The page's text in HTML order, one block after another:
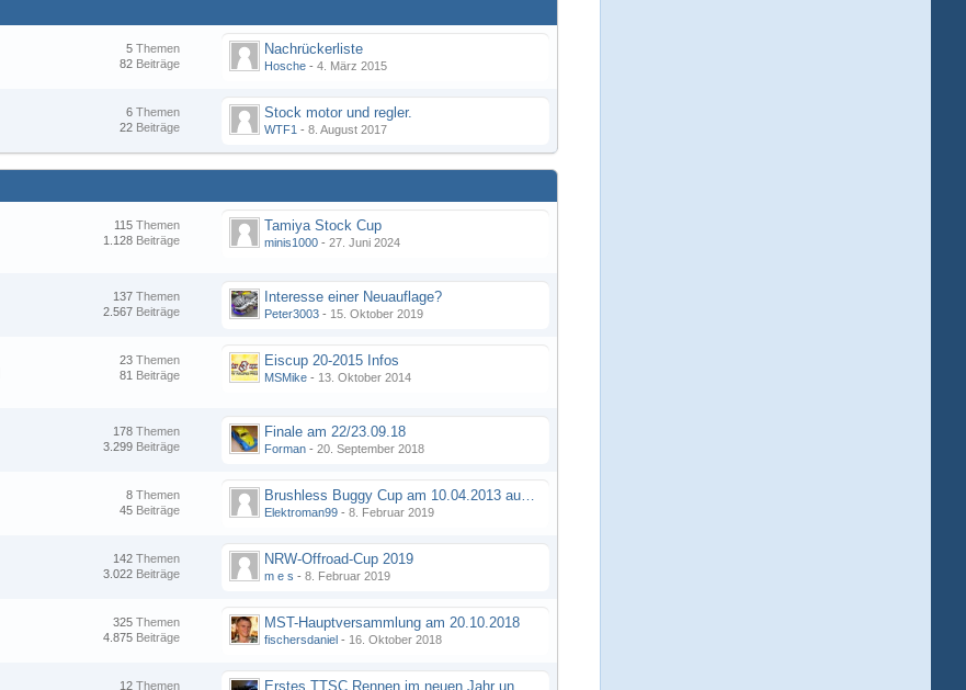
Themen
5
Beiträge
82
Nachrückerliste
Hosche - 4. März 2015
Themen
6
Beiträge
22
Stock motor und regler.
WTF1 - 8. August 2017
Themen
115
Beiträge
1.128
Tamiya Stock Cup
minis1000 - 27. Juni 2024
Themen
137
Beiträge
2.567
Interesse einer Neuauflage?
Peter3003 - 15. Oktober 2019
Themen
23
Beiträge
81
Eiscup 20-2015 Infos
MSMike - 13. Oktober 2014
Themen
178
Beiträge
3.299
Finale am 22/23.09.18
Forman - 20. September 2018
Themen
8
Beiträge
45
Brushless Buggy Cup am 10.04.2013 auf der Intermodellbau in Dortmund
Elektroman99 - 8. Februar 2019
Themen
142
Beiträge
3.022
NRW-Offroad-Cup 2019
m e s - 8. Februar 2019
Themen
325
Beiträge
4.875
MST-Hauptversammlung am 20.10.2018
fischersdaniel - 16. Oktober 2018
Themen
12